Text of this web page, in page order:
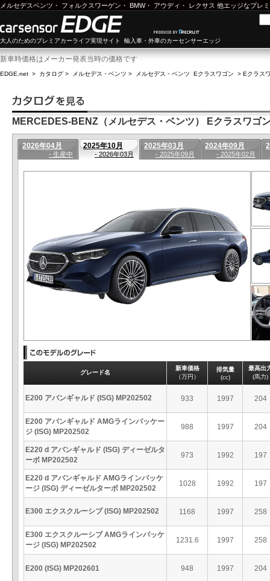
メルセデスベンツ ・ フォルクスワーゲン ・ BMW・ アウディ ・ レクサス 他エッジなプレ
大人のためのプレミアカーライフ実現サイト 輸入車・外車のカーセンサーエッジ
新車時価格はメーカー発表当時の価格です
EDGE.net > カタログ > メルセデス・ベンツ > メルセデス・ベンツ Eクラスワゴン > Eクラス
MERCEDES-BENZ（メルセデス・ベンツ） Eクラスワゴ
2026年04月
- 生産中
2025年10月
- 2026年03月
2025年03月
- 2025年09月
2024年09月
- 2025年02月
グレード名
新車価格
（万円）
排気量
(cc)
最高出
(馬力)
E200 アバンギャルド (ISG) MP202502 933 1997 204
E200 アバンギャルド AMGラインパッケー
ジ (ISG) MP202502
988 1997 204
E220 d アバンギャルド (ISG) ディーゼルタ
ーボ MP202502
973 1992 197
E220 d アバンギャルド AMGラインパッケ
ージ (ISG) ディーゼルターボ MP202502
1028 1992 197
E300 エクスクルーシブ (ISG) MP202502 1168 1997 258
E300 エクスクルーシブ AMGラインパッケ
ージ (ISG) MP202502
1231.6 1997 258
E200 (ISG) MP202601 948 1997 204